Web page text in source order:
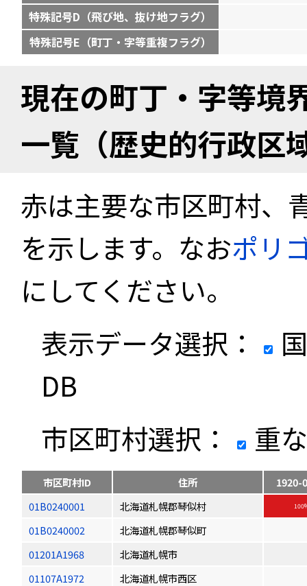
特殊記号D（飛び地、抜け地フラグ）
特殊記号E（町丁・字等重複フラグ）
現在の町丁・字等境
一覧（歴史的行政区
赤は主要な市区町村、
を示します。なおポリ
にしてください。
表示データ選択：
DB
市区町村選択：
重
市区町村ID 住所
1920-
01B0240001
北海道札幌郡琴似村
01B0240002
北海道札幌郡琴似町
01201A1968
北海道札幌市
01107A1972
北海道札幌市西区